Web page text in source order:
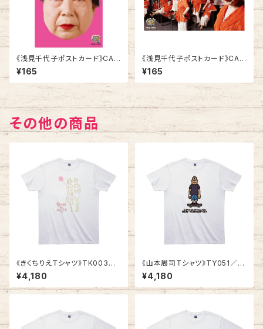
《浅見千代子ポストカード》CA-
6／ 真顔
¥165
《浅見千代子ポストカード》CA-
1／ 増殖赤
¥165
その他の商品
《きくちりえＴシャツ》TK003
／ 女子2人 1
¥4,180
《山本周司Ｔシャツ》TY051／
A SKATER OF VILLAGE
¥4,180